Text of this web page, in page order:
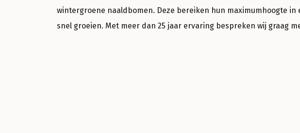
wintergroene naaldbomen. Deze bereiken hun maximumhoogte
snel groeien. Met meer dan 25 jaar ervaring bespreken wij graag